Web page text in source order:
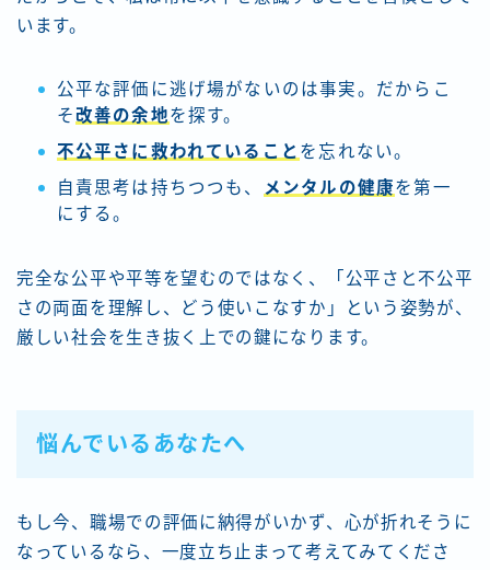
います。
公平な評価に逃げ場がないのは事実。だからこ
そ 改善の余地を探す。
不公平さに救われていること を忘れない。
自責思考は持ちつつも、 メンタルの健康を第一
にする。
完全な公平や平等を望むのではなく、「公平さと不公平
さの両面を理解し、どう使いこなすか」という姿勢が、
厳しい社会を生き抜く上での鍵になります。
悩んでいるあなたへ
もし今、職場での評価に納得がいかず、心が折れそうに
なっているなら、一度立ち止まって考えてみてくださ